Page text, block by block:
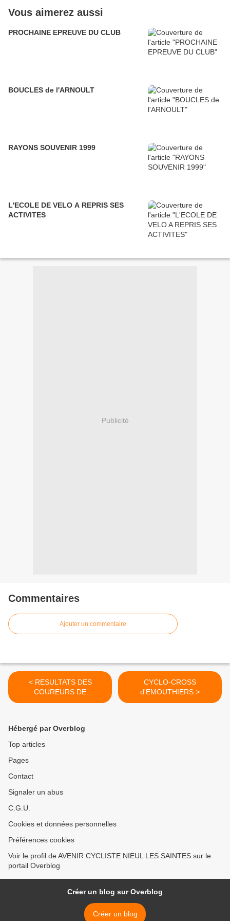
Vous aimerez aussi
PROCHAINE EPREUVE DU CLUB
BOUCLES de l'ARNOULT
RAYONS SOUVENIR 1999
L'ECOLE DE VELO A REPRIS SES
ACTIVITES
Publicité
Commentaires
Ajouter un commentaire
< RESULTATS DES
COUREURS DE
CHARENTE-MARITIME
CYCLO-CROSS
d'EMOUTHIERS >
Hébergé par Overblog
Top articles
Pages
Contact
Signaler un abus
C.G.U.
Cookies et données personnelles
Préférences cookies
Voir le profil de AVENIR CYCLISTE NIEUL LES SAINTES sur le
portail Overblog
Créer un blog sur Overblog
Créer un blog